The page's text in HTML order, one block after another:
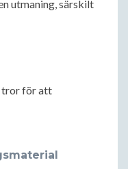
utmaning, särskilt
tror för att